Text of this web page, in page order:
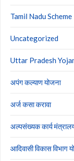
Tamil Nadu Scheme
Uncategorized
Uttar Pradesh
अपंग कल्याण योजना
अर्ज कसा करावा
अल्पसंख्यक कार्य
आदिवासी विकास विभाग